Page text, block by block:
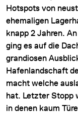
Hotspots von
ehemaligen
knapp 2 Jahren.
ging es auf die
grandiosen
Hafenlandschaft
macht welche
hat. Letzter Stopp
in denen kaum